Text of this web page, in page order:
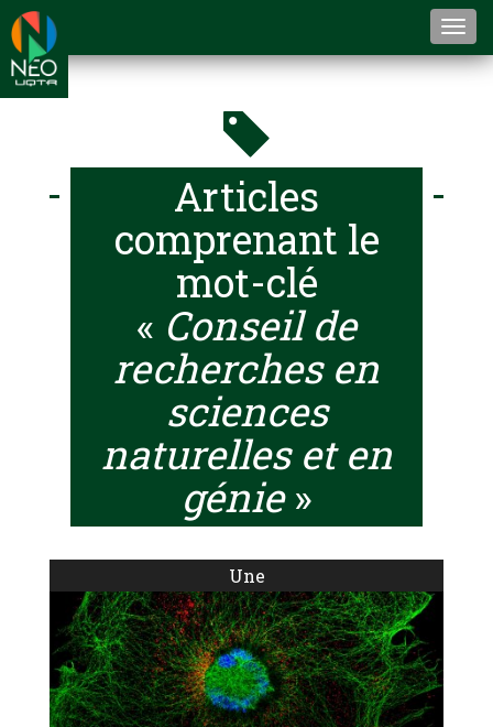
Articles
comprenant le
mot-clé
« Conseil de
recherches en
sciences
naturelles et en
génie»
Une